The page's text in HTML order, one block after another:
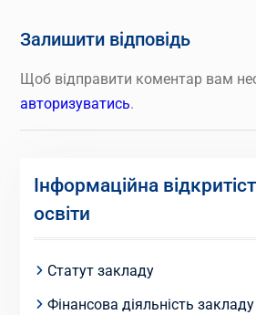
Залишити відповідь
Щоб відправити коментар вам
авторизуватись.
Інформаційна
освіти
Статут закладу
Фінансова діяльність закладу